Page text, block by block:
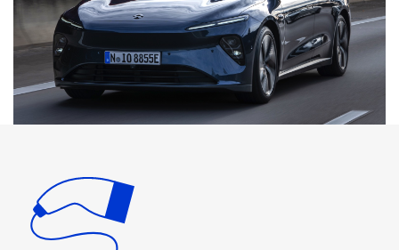
Ladestationen beträgt je nach Modell 3,7 kW bis 22 kW.
Bitte beachten Sie, dass Ihr Elektrofahrzeug niemals
schneller auf AC-Ladestationen geladen werden kann als
die maximale Ladeleistung des Ladegeräts. Wenn Sie ein
Ladegerät benötigen, das mit maximaler Geschwindigkeit
lädt, suchen Sie nach einem Produkt mit derselben
Ladegerät verfügen, das schnelleres Laden unterstützt.
Unsere Ladekabel sind in verschiedenen Längen und
Leistungsstufen erhältlich und sind für den Einsatz an